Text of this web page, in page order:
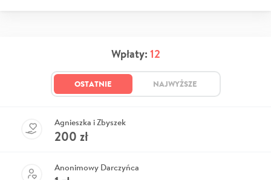
Wpłaty: 12
OSTATNIE NAJWYŻSZE
Agnieszka i Zbyszek
200 zł
Anonimowy Darczyńca